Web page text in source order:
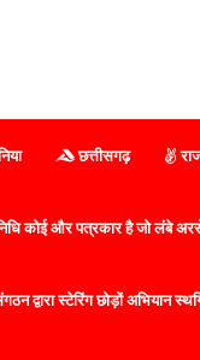
छत्तीसगढ़
कोई और पत्रकार है जो लंबे
द्वारा स्टेरिंग छोड़ों अभियान